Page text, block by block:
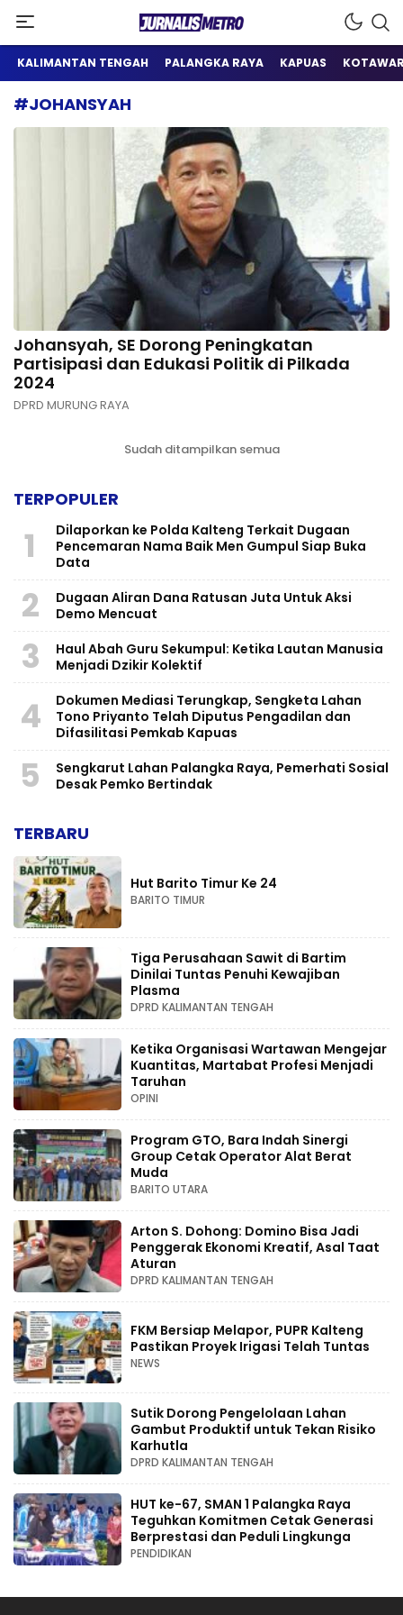
Jurnalis Metro
Satu Wadah Informasi
KALIMANTAN TENGAH PALANGKA RAYA KAPUAS
#JOHANSYAH
Johansyah, SE Dorong Peningkatan
Partisipasi dan Edukasi Politik di Pilkada
2024
DPRD MURUNG RAYA
Sudah ditampilkan semua
TERPOPULER
1
Dilaporkan ke Polda Kalteng Terkait Dugaan
Pencemaran Nama Baik Men Gumpul Siap Buka
Data
2
Dugaan Aliran Dana Ratusan Juta Untuk Aksi
Demo Mencuat
3
Haul Abah Guru Sekumpul: Ketika Lautan Manusia
Menjadi Dzikir Kolektif
4
​Dokumen Mediasi Terungkap, Sengketa Lahan
Tono Priyanto Telah Diputus Pengadilan dan
Difasilitasi Pemkab Kapuas
5
Sengkarut Lahan Palangka Raya, Pemerhati Sosial
Desak Pemko Bertindak
TERBARU
Hut Barito Timur Ke 24
BARITO TIMUR
Tiga Perusahaan Sawit di Bartim
Dinilai Tuntas Penuhi Kewajiban
Plasma
DPRD KALIMANTAN TENGAH
Ketika Organisasi Wartawan Mengejar
Kuantitas, Martabat Profesi Menjadi
Taruhan
OPINI
Program GTO, Bara Indah Sinergi
Group Cetak Operator Alat Berat
Muda
BARITO UTARA
Arton S. Dohong: Domino Bisa Jadi
Penggerak Ekonomi Kreatif, Asal Taat
Aturan
DPRD KALIMANTAN TENGAH
FKM Bersiap Melapor, PUPR Kalteng
Pastikan Proyek Irigasi Telah Tuntas
NEWS
Sutik Dorong Pengelolaan Lahan
Gambut Produktif untuk Tekan Risiko
Karhutla
DPRD KALIMANTAN TENGAH
HUT ke-67, SMAN 1 Palangka Raya
Teguhkan Komitmen Cetak Generasi
Berprestasi dan Peduli Lingkunga
PENDIDIKAN